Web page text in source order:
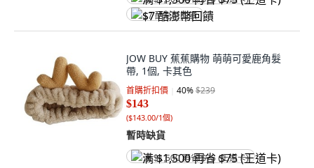
$7 酷澎幣回饋
JOW BUY 蕉蕉購物 萌萌可愛鹿角髮
帶, 1個, 卡其色
首購折扣價 40%$239
$143
($143.00/1個)
暫時缺貨
满 $1,500 再省 $75 (王道卡)